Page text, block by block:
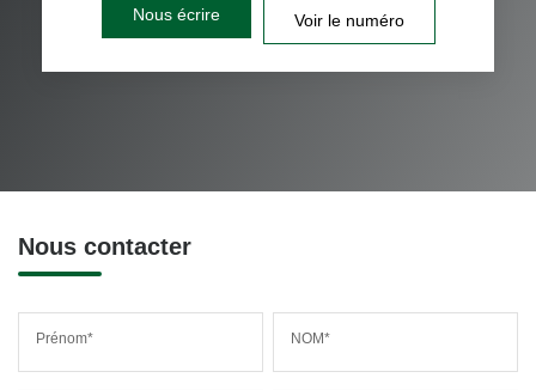
Nous écrire Voir le numéro
Nous contacter
Prénom* NOM*